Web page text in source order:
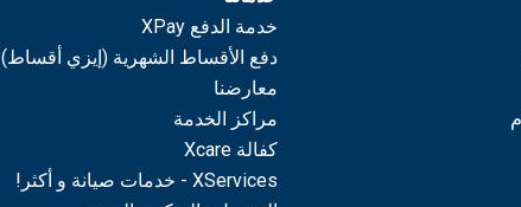
خدمة الدفع XPay
دفع الأقساط الشهرية (إيزي أقساط)
معارضنا
مراكز الخدمة
كفالة Xcare
XServices - خدمات صيانة و أكثر!